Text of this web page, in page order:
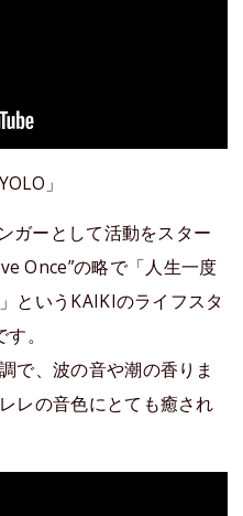
」
ガーとして活動をスター
Once”の略で「人生一度
というKAIKIのライフスタ
。
で、波の音や潮の香りま
レの音色にとても癒され